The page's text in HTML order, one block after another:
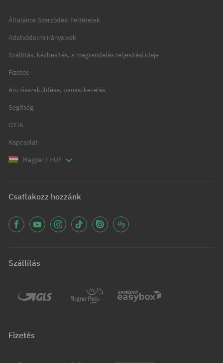
Általános Szerződési Feltételek
Adatvédelmi irányelvek
Szállítás, kézbesítés, a megrendelés teljesítési ideje
Fizetés
Áru visszaküldése, panaszkezelés
Segítség
GYIK
Kapcsolat
Magyar / HUF
Csatlakozz hozzánk
Szállítás
Fizetés